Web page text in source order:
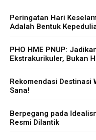
Peringatan Hari
Adalah Bentuk
PHO HME PNUP:
Ekstrakurikuler, Bukan
Rekomendasi Destinasi
Sana!
Berpegang pada
Resmi Dilantik